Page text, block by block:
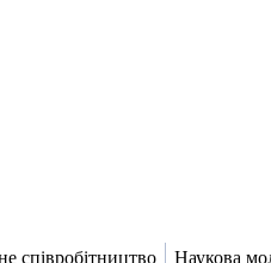
співробітництво Наукова